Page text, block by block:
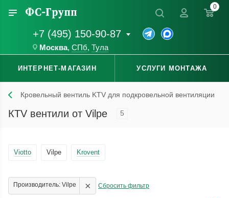
+7 (495) 150-90-87
Москва, СПб, Тула
0
ИНТЕРНЕТ-МАГАЗИН УСЛУГИ МОНТАЖА
Кровельный вентиль KTV для подкровельной вентиляции
КТV вентили от Vilpe 5
Viotto Vilpe Krovent
Производитель: Vilpe × Сбросить фильтр